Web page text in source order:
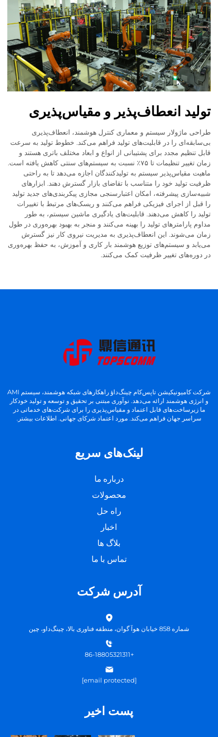
تولید انعطاف‌پذیر و مقیاس‌پذیری
طراحی ماژولار سیستم و معماری کنترل هوشمند، انعطاف‌پذیری
بی‌سابقه‌ای را در قابلیت‌های تولید فراهم می‌کند. خطوط تولید به سرعت
قابل تنظیم مجدد برای پشتیبانی از انواع و ابعاد مختلف باتری هستند و
زمان تغییر تنظیمات تا ۷۵٪ نسبت به سیستم‌های سنتی کاهش یافته است.
ماهیت مقیاس‌پذیر سیستم به تولیدکنندگان اجازه می‌دهد تا به راحتی
ظرفیت تولید خود را متناسب با تقاضای بازار گسترش دهند. ابزارهای
شبیه‌سازی پیشرفته، امکان اعتبارسنجی مجازی پیکربندی‌های جدید تولید
را قبل از اجرای فیزیکی فراهم می‌کنند و ریسک‌های مرتبط با تغییرات
تولید را کاهش می‌دهند. قابلیت‌های یادگیری ماشین سیستم، به طور
مداوم پارامترهای تولید را بهینه می‌کنند و منجر به بهبود بهره‌وری در طول
زمان می‌شوند. این انعطاف‌پذیری به مدیریت نیروی کار نیز گسترش
می‌یابد و سیستم‌های توزیع هوشمند بار کاری و آموزش، به حفظ بهره‌وری
در دوره‌های تغییر ظرفیت کمک می‌کنند.
شرکت کامیونیکیشن تاپس‌کام چینگ‌داؤ راهکارهای شبکه هوشمند، سیستم AMI
و انرژی هوشمند ارائه می‌دهد. نوآوری مبتنی بر تحقیق و توسعه و تولید خودکار
ما زیرساخت‌های قابل اعتماد و مقیاس‌پذیری را برای شرکت‌های خدماتی در
سراسر جهان فراهم می‌کند. مورد اعتماد شرکای جهانی. اطلاعات بیشتر.
لینک‌های سریع
درباره ما
محصولات
راه حل
اخبار
بلاگ ها
تماس با ما
آدرس شرکت
شماره 858 خیابان هوآ گوان، منطقه فناوری بالا، چینگ‌داو، چین
+86-18805321311
[email protected]
پست اخیر